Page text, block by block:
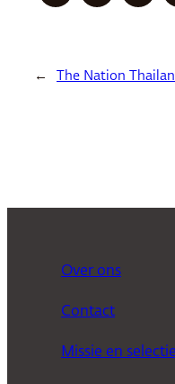
← The Nation
Over ons
Contact
Missie en selectie